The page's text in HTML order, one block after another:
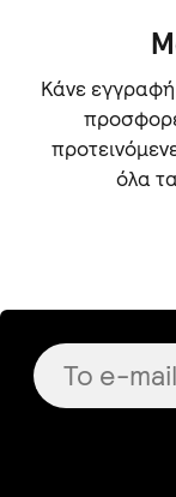
Κάνε εγγραφή
όλα